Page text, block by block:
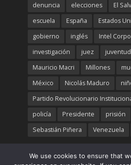
denuncia
elecciones El
escuela
España Estados
gobierno
inglés
Intel
investigación
juez juventud
Mauricio Macri
Millones
México
Nicolás Maduro
Partido Revolucionario
policía
Presidente prisión
Sebastián Piñera
Venezuela
We use cookies to ensure that